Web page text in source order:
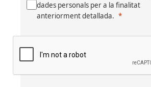
dades personals per a la finalitat
anteriorment detallada.